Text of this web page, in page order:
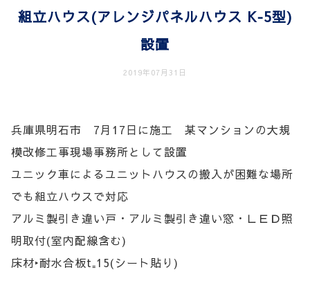
組立ハウス(アレンジパネルハウス K‐5型)
設置
2019年07月31日
兵庫県明石市 7月17日に施工 某マンションの大規
模改修工事現場事務所として設置
ユニック車によるユニットハウスの搬入が困難な場所
でも組立ハウスで対応
アルミ製引き違い戸・アルミ製引き違い窓・ＬＥＤ照
明取付(室内配線含む)
床材‣耐水合板t₌15(シート貼り)